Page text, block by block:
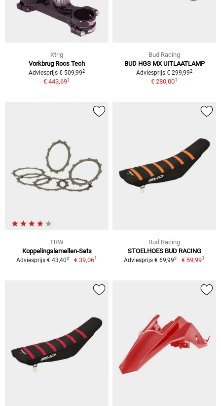
Xtrig
Vorkbrug Rocs Tech
Adviesprijs € 509,992
€ 443,691
Bud Racing
BUD HGS MX UITLAATLAMP
Adviesprijs € 299,992
€ 280,001
TRW
Koppelingslamellen-Sets
Adviesprijs € 43,402 € 39,061
Bud Racing
STOELHOES BUD RACING
Adviesprijs € 69,992 € 59,991